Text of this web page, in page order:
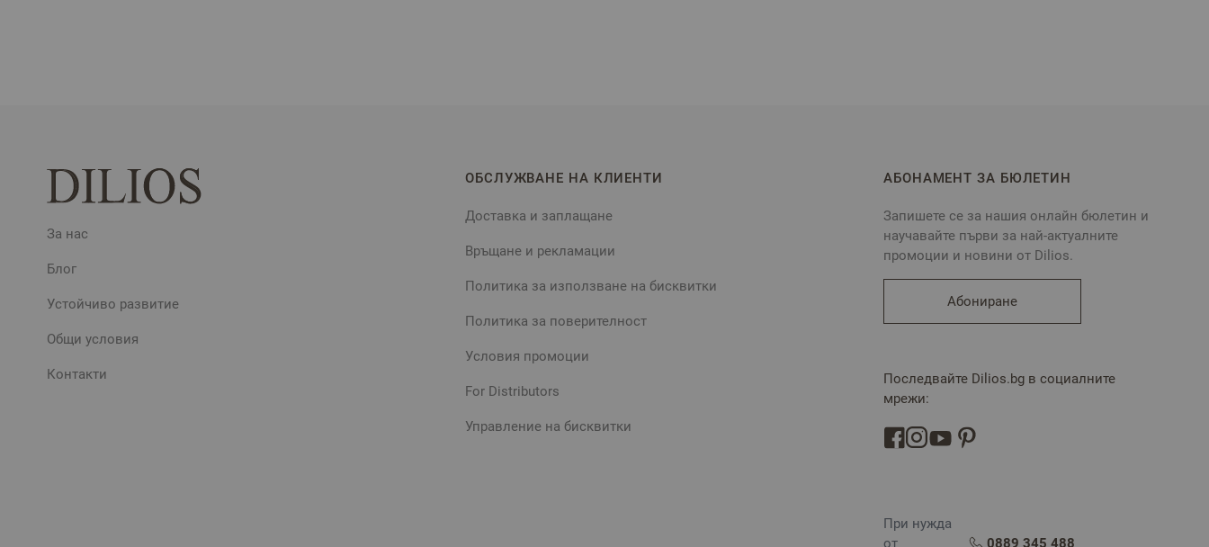
За нас
Блог
Устойчиво развитие
Общи условия
Контакти
ОБСЛУЖВАНЕ НА КЛИЕНТИ
Доставка и заплащане
Връщане и рекламации
Политика за използване на бисквитки
Политика за поверителност
Условия промоции
For Distributors
Управление на бисквитки
АБОНАМЕНТ ЗА БЮЛЕТИН
Запишете се за нашия онлайн бюлетин и
научавайте първи за най-актуалните
промоции и новини от Dilios.
Абониране
Последвайте Dilios.bg в социалните
мрежи:
При нужда
от
0889 345 488